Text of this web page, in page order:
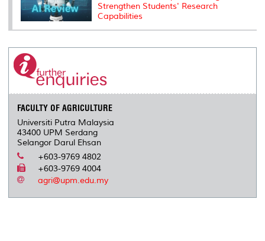
Strengthen Students' Research
Capabilities
FACULTY OF AGRICULTURE
Universiti Putra Malaysia
43400 UPM Serdang
Selangor Darul Ehsan
+603-9769 4802
+603-9769 4004
agri@upm.edu.my